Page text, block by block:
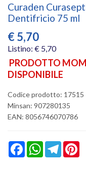
Curaden
Dentifricio 75 ml
€5,70
Listino: € 5,70
PRODOTTO
DISPONIBILE
Codice prodotto: 17515
Minsan: 907280135
EAN: 8056746070786
FacebookWhatsAppTelegram